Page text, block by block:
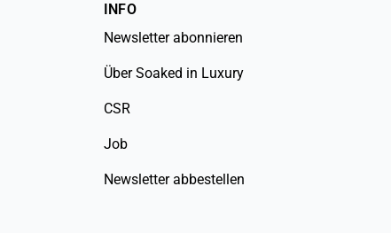
INFO
Newsletter abonnieren
Über Soaked in Luxury
CSR
Job
Newsletter abbestellen